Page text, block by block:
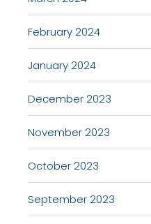
February 2024
January 2024
December 2023
November 2023
October 2023
September 2023